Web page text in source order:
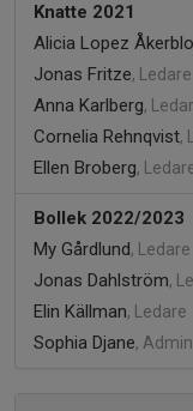
Knatte 2021
Alicia Lopez
Jonas Fritze, Ledare
Anna Karlberg,
Cornelia Rehnqvist,
Ellen Broberg,
Bollek 2022/2023
My Gårdlund, Ledare
Jonas Dahlström,
Elin Källman, Ledare
Sophia Djane, Admin